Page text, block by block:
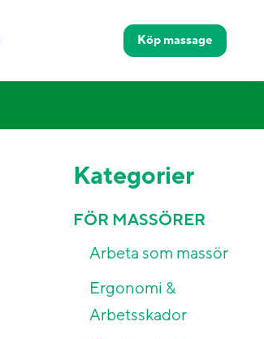
Köp massage
Kategorier
FÖR MASSÖRER
Arbeta som massör
Ergonomi &
Arbetsskador